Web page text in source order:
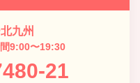
九州
9:00〜19:30
21